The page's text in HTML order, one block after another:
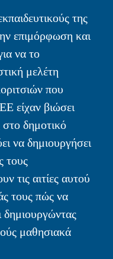
της
επιμόρφωση και
να το
μελέτη
που
είχαν βιώσει
δημοτικό
να δημιουργήσει
τους
τις αιτίες αυτού
τους πώς να
μαθησιακά